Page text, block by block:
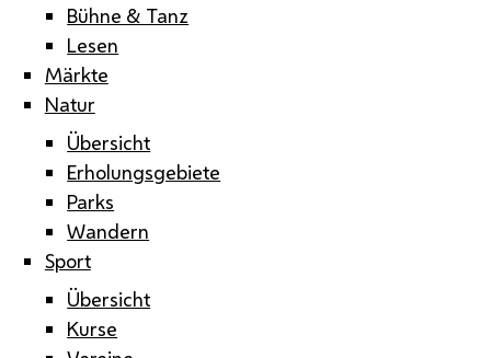
Bühne & Tanz
Lesen
Märkte
Natur
Übersicht
Erholungsgebiete
Parks
Wandern
Sport
Übersicht
Kurse